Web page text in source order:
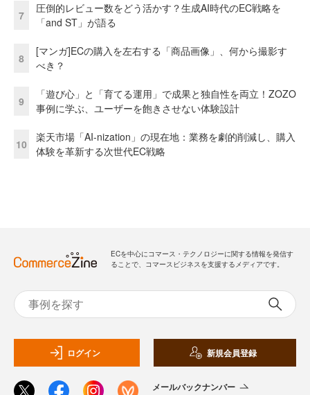
7
圧倒的レビュー数をどう活かす？生成AI時代のEC戦略を
「and ST」が語る
8
[マンガ]ECの購入を左右する「商品画像」、何から撮影す
べき？
9
「遊び心」と「育てる運用」で成果と独自性を両立！ZOZO
事例に学ぶ、ユーザーを飽きさせない体験設計
10
楽天市場「AI-nization」の現在地：業務を劇的削減し、購入
体験を革新する次世代EC戦略
ECを中心にコマース・テクノロジーに関する情報を発信す
ることで、コマースビジネスを支援するメディアです。
ログイン 新規会員登録
メールバックナンバー